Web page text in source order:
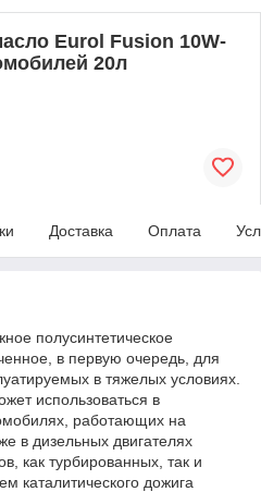
Eurol Fusion 10W-
20л
Доставка Оплата
полусинтетическое
в первую очередь, для
в тяжелых условиях.
использоваться в
работающих на
в дизельных двигателях
как турбированных, так и
каталитического дожига